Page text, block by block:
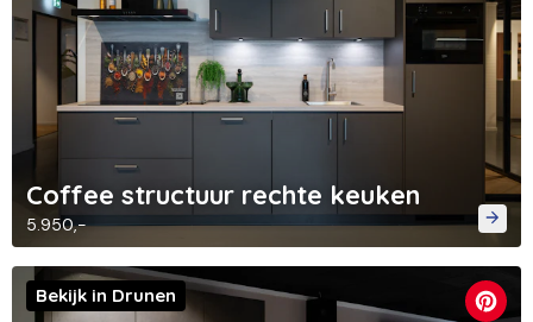
Coffee structuur rechte keuken
5.950,-
Bekijk in Drunen